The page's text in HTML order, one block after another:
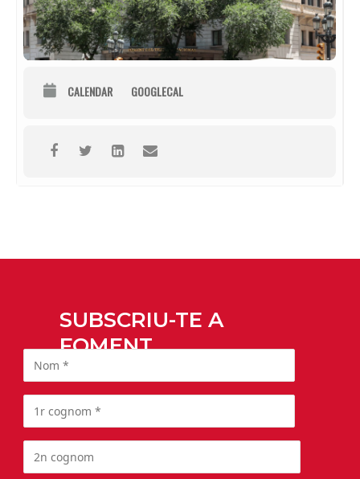
CALENDAR GOOGLECAL
SUBSCRIU-TE A
FOMENT